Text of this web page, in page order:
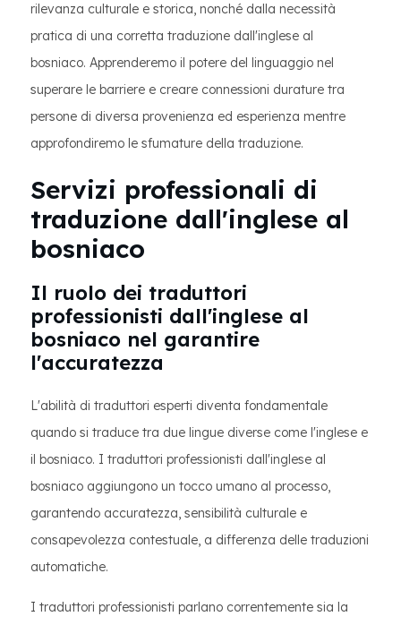
rilevanza culturale e storica, nonché dalla necessità
pratica di una corretta traduzione dall'inglese al
bosniaco. Apprenderemo il potere del linguaggio nel
superare le barriere e creare connessioni durature tra
persone di diversa provenienza ed esperienza mentre
approfondiremo le sfumature della traduzione.
Servizi professionali di
traduzione dall'inglese al
bosniaco
Il ruolo dei traduttori
professionisti dall'inglese al
bosniaco nel garantire
l'accuratezza
L'abilità di traduttori esperti diventa fondamentale
quando si traduce tra due lingue diverse come l'inglese e
il bosniaco. I traduttori professionisti dall'inglese al
bosniaco aggiungono un tocco umano al processo,
garantendo accuratezza, sensibilità culturale e
consapevolezza contestuale, a differenza delle traduzioni
automatiche.
I traduttori professionisti parlano correntemente sia la